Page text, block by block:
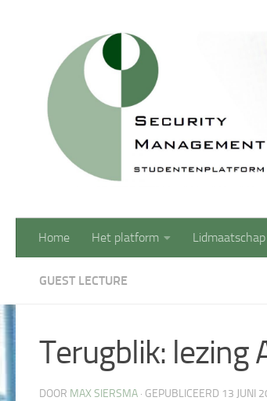
Home Het platform Lidmaatschap
GUEST LECTURE
Terugblik: lezing
DOOR MAX SIERSMA · GEPUBLICEERD 13 JUNI